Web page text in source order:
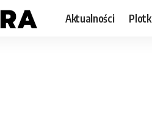
Aktualności